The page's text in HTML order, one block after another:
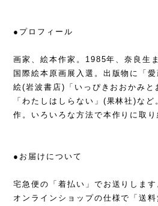
●プロフィール
画家、絵本作家。1985年、奈良生
国際絵本原画展入選。出版物に「
絵(岩波書店)「いっぴきおおかみと
「わたしはしらない」(果林社)など
作。いろいろな方法で本作りに取り
●お届けについて
宅急便の「着払い」でお送りします
オンラインショップの仕様で「送